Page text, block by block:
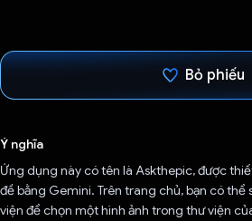
Bỏ phiếu
Ý nghĩa
Ứng dụng này có tên là Askthepic, được
đề bằng Gemini. Trên trang chủ, bạn có
viện để chọn một hình ảnh trong thư viện